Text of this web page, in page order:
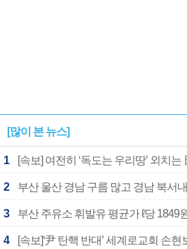
[많이 본 뉴스]
1
2
3 부산 주유소 휘발유 평균가 ℓ당 1849
4 [속보]‘尹 탄핵 반대’ 세계로교회 손